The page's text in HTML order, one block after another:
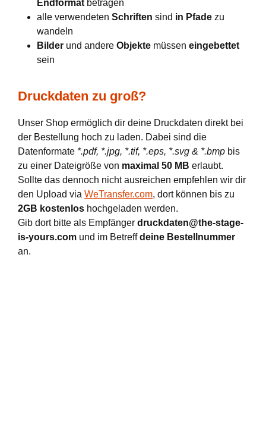
Endformat betragen
alle verwendeten Schriften sind in Pfade zu
wandeln
Bilder und andere Objekte müssen eingebettet
sein
Druckdaten zu groß?
Unser Shop ermöglich dir deine Druckdaten direkt bei
der Bestellung hoch zu laden. Dabei sind die
Datenformate *.pdf, *.jpg, *.tif, *.eps, *.svg & *.bmp bis
zu einer Dateigröße von maximal 50 MB erlaubt.
Sollte das dennoch nicht ausreichen empfehlen wir dir
den Upload via WeTransfer.com, dort können bis zu
2GB kostenlos hochgeladen werden.
Gib dort bitte als Empfänger druckdaten@the-stage-
is-yours.com und im Betreffdeine Bestellnummer
an.